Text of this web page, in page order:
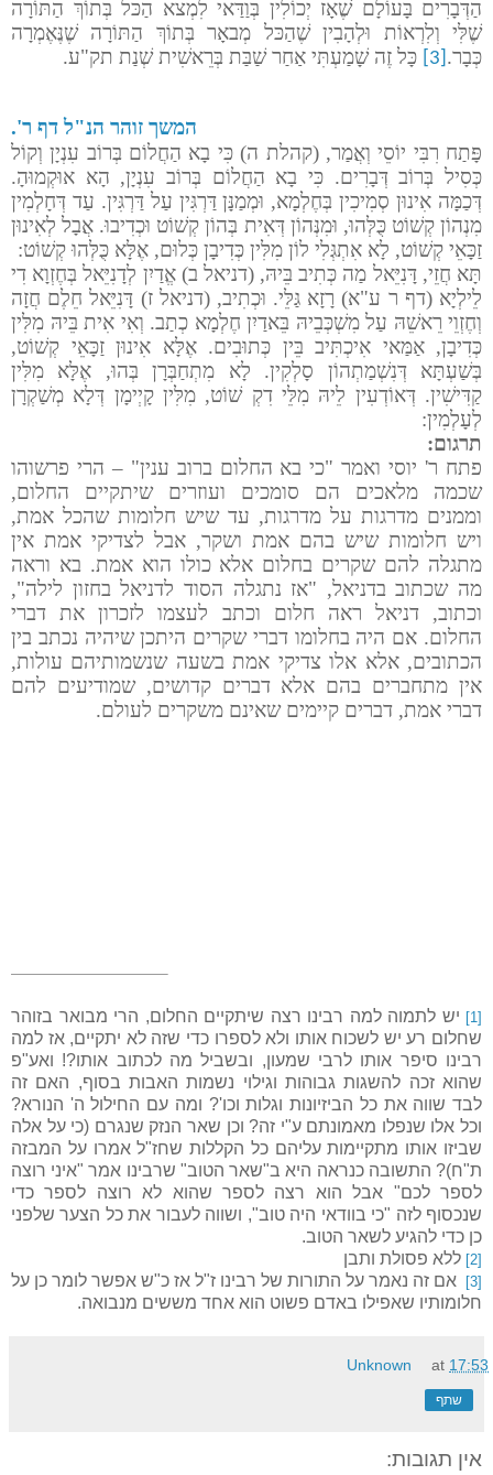
הַדְּבָרִים בָּעוֹלָם שֶׁאָז יְכוֹלִין בְּוַדַּאי לִמְצא הַכּל בְּתוֹךְ הַתּוֹרָה
שֶׁלִּי וְלִרְאוֹת וּלְהָבִין שֶׁהַכּל מְבאָר בְּתוֹךְ הַתּוֹרָה שֶׁנֶּאֶמְרָה
כְּבָר. [3] כָּל זֶה שָׁמַעְתִּי אַחַר שַׁבַּת בְּרֵאשִׁית שְׁנַת תק"ע.
המשך זוהר הנ"ל דף ר'.
פָּתַח רִבִּי יוֹסֵי וְאֲמַר, (קהלת ה) כִּי בָא הַחֲלוֹם בְּרוֹב עִנְיָן וְקוֹל
כְּסִיל בְּרוֹב דְּבָרִים. כִּי בָא הַחֲלוֹם בְּרוֹב עִנְיָן, הָא אוּקְמוּהָ.
דְּכַמָּה אִינוּן סְמִיכִין בְּחֶלְמָא, וּמְמַנָּן דַּרְגִּין עַל דַּרְגִּין. עַד דְּחָלְמִין
מִנְהוֹן קְשׁוֹט כֻּלְּהוּ, וּמִנְּהוֹן דְּאִית בְּהוֹן קְשׁוֹט וּכְדִיבוּ. אֲבָל לְאִינוּן
זַכָּאֵי קְשׁוֹט, לָא אִתְגְּלִי לוֹן מִלִּין כְּדִיבָן כְּלוּם, אֶלָּא כֻּלְּהוּ קְשׁוֹט:
תָּא חֲזֵי, דָּנִיֵּאל מַה כְּתִיב בֵּיהּ, (דניאל ב) אֱדַיִן לְדָנִיֵּאל בְּחֶזְוָא דִי
לֵילְיָא (דף ר ע"א) רָזָא גַּלֵּי. וּכְתִיב, (דניאל ז) דָּנִיֵּאל חֵלֶם חֲזָה
וְחֶזְוֵי רֵאשֵׁהּ עַל מִשְׁכְּבֵיהּ בֵּאדַיִן חֶלְמָא כְתַב. וְאִי אִית בֵּיהּ מִלִּין
כְּדִיבָן, אַמַּאי אִיכְתִּיב בֵּין כְּתוּבִים. אֶלָּא אִינוּן זַכָּאֵי קְשׁוֹט,
בְּשַׁעְתָּא דְּנִשְׁמַתְהוֹן סָלְקִין. לָא מִתְחַבְּרָן בְּהוּ, אֶלָּא מִלִּין
קַדִּישִׁין. דְּאוֹדְעִין לֵיהּ מִלֵּי דִקְ שׁוֹט, מִלִּין קָיְימָן דְּלָא מְשַׁקְרָן
לְעָלְמִין:
תרגום:
פתח ר' יוסי ואמר "כי בא החלום ברוב ענין" – הרי פרשוהו
שכמה מלאכים הם סומכים ועוזרים שיתקיים החלום,
וממנים מדרגות על מדרגות, עד שיש חלומות שהכל אמת,
ויש חלומות שיש בהם אמת ושקר, אבל לצדיקי אמת אין
מתגלה להם שקרים בחלום אלא כולו הוא אמת. בא וראה
מה שכתוב בדניאל, "אז נתגלה הסוד לדניאל בחזון לילה",
וכתוב, דניאל ראה חלום וכתב לעצמו לזכרון את דברי
החלום. אם היה בחלומו דברי שקרים היתכן שיהיה נכתב בין
הכתובים, אלא אלו צדיקי אמת בשעה שנשמותיהם עולות,
אין מתחברים בהם אלא דברים קדושים, שמודיעים להם
דברי אמת, דברים קיימים שאינם משקרים לעולם.
[1] יש לתמוה למה רבינו רצה שיתקיים החלום, הרי מבואר בזוהר
שחלום רע יש לשכוח אותו ולא לספרו כדי שזה לא יתקיים, אז למה
רבינו סיפר אותו לרבי שמעון, ובשביל מה לכתוב אותו?! ואע"פ
שהוא זכה להשגות גבוהות וגילוי נשמות האבות בסוף, האם זה
לבד שווה את כל הביזיונות וגלות וכו'? ומה עם החילול ה' הנורא?
וכל אלו שנפלו מאמונתם ע"י זה? וכן שאר הנזק שנגרם (כי על אלה
שביזו אותו מתקיימות עליהם כל הקללות שחז"ל אמרו על המבזה
ת"ח)? התשובה כנראה היא ב"שאר הטוב" שרבינו אמר "איני רוצה
לספר לכם" אבל הוא רצה לספר שהוא לא רוצה לספר כדי
שנכסוף לזה "כי בוודאי היה טוב", ושווה לעבור את כל הצער שלפני
כן כדי להגיע לשאר הטוב.
[2] ללא פסולת ותבן
[3]
אם זה נאמר על התורות של רבינו ז"ל אז כ"ש אפשר לומר כן על
חלומותיו שאפילו באדם פשוט הוא אחד מששים מנבואה.
Unknown at 17:53
שתף
אין תגובות: